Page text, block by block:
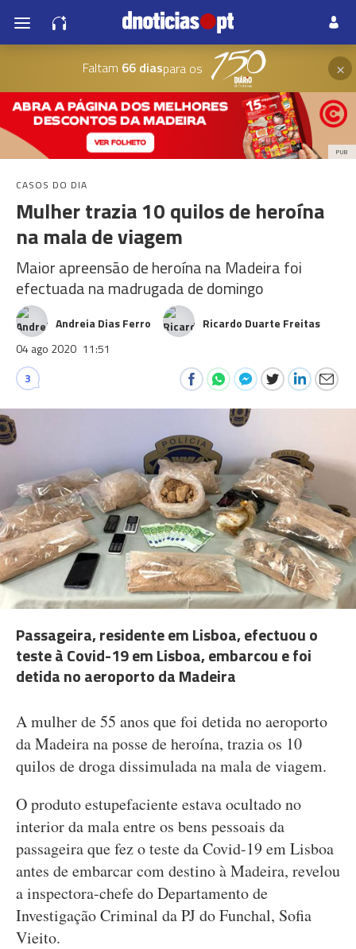
Faltam 66 diaspara os ×
PUB
CASOS DO DIA
Mulher trazia 10 quilos de heroína
na mala de viagem
Maior apreensão de heroína na Madeira foi
efectuada na madrugada de domingo
Andreia Dias Ferro
Ricardo Duarte Freitas
04 ago 2020 11:51
3
Passageira, residente em Lisboa, efectuou o
teste à Covid-19 em Lisboa, embarcou e foi
detida no aeroporto da Madeira
A mulher de 55 anos que foi detida no aeroporto
da Madeira na posse de heroína, trazia os 10
quilos de droga dissimulada na mala de viagem.
O produto estupefaciente estava ocultado no
interior da mala entre os bens pessoais da
passageira que fez o teste da Covid-19 em Lisboa
antes de embarcar com destino à Madeira, revelou
a inspectora-chefe do Departamento de
Investigação Criminal da PJ do Funchal, Sofia
Vieito.